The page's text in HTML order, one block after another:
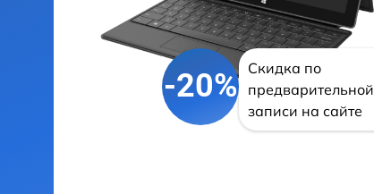
-20%
Скидка по
предварительной
записи на сайте